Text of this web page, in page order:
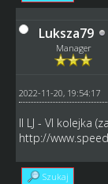
Luksza79
Manager
2022-11-20, 19:54:17
II LJ - VI kolejka
http://
Szukaj